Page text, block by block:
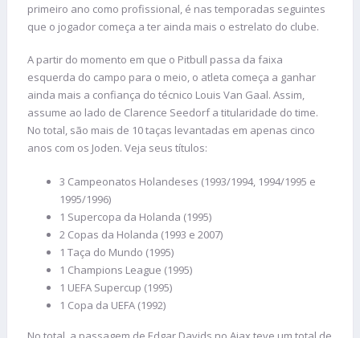
primeiro ano como profissional, é nas temporadas seguintes
que o jogador começa a ter ainda mais o estrelato do clube.
A partir do momento em que o Pitbull passa da faixa
esquerda do campo para o meio, o atleta começa a ganhar
ainda mais a confiança do técnico Louis Van Gaal. Assim,
assume ao lado de Clarence Seedorf a titularidade do time.
No total, são mais de 10 taças levantadas em apenas cinco
anos com os Joden. Veja seus títulos:
3 Campeonatos Holandeses (1993/1994, 1994/1995 e
1995/1996)
1 Supercopa da Holanda (1995)
2 Copas da Holanda (1993 e 2007)
1 Taça do Mundo (1995)
1 Champions League (1995)
1 UEFA Supercup (1995)
1 Copa da UEFA (1992)